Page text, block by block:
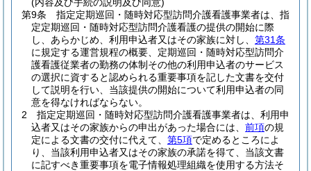
第9条
指定定期巡回・随時対応型訪問介護看護事業者は、指
定定期巡回・随時対応型訪問介護看護の提供の開始に際
し、あらかじめ、利用申込者又はその家族に対し、 第31条
に規定する運営規程の概要、定期巡回・随時対応型訪問介
護看護従業者の勤務の体制その他の利用申込者のサービス
の選択に資すると認められる重要事項を記した文書を交付
して説明を行い、当該提供の開始について利用申込者の同
意を得なければならない。
2
指定定期巡回・随時対応型訪問介護看護事業者は、利用申
込者又はその家族からの申出があった場合には、 前項の規
定による文書の交付に代えて、 第5項で定めるところによ
り、当該利用申込者又はその家族の承諾を得て、当該文書
に記すべき重要事項を電子情報処理組織を使用する方法そ